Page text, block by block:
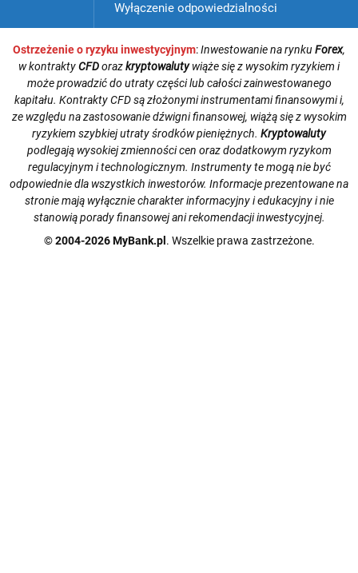
Wyłączenie odpowiedzialności
Ostrzeżenie o ryzyku inwestycyjnym:Inwestowanie na rynkuForex,
w kontraktyCFDorazkryptowalutywiąże się z wysokim ryzykiem i
może prowadzić do utraty części lub całości zainwestowanego
kapitału. Kontrakty CFD są złożonymi instrumentami finansowymi i,
ze względu na zastosowanie dźwigni finansowej, wiążą się z wysokim
ryzykiem szybkiej utraty środków pieniężnych. Kryptowaluty
podlegają wysokiej zmienności cen oraz dodatkowym ryzykom
regulacyjnym i technologicznym. Instrumenty te mogą nie być
odpowiednie dla wszystkich inwestorów. Informacje prezentowane na
stronie mają wyłącznie charakter informacyjny i edukacyjny i nie
stanowią porady finansowej ani rekomendacji inwestycyjnej.
© 2004-2026 MyBank.pl . Wszelkie prawa zastrzeżone.